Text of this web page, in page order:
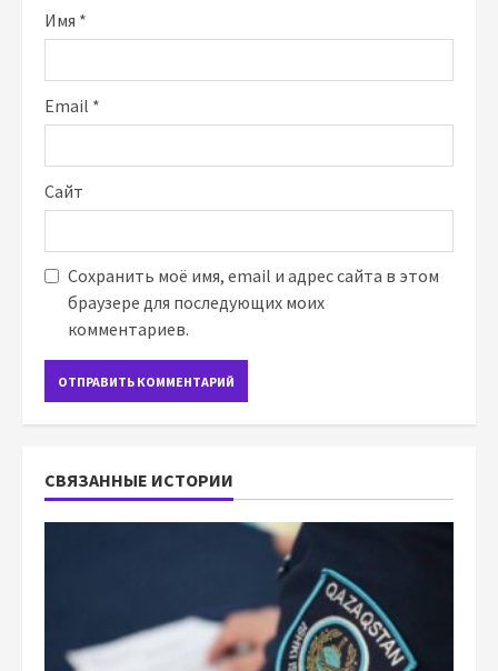
Имя *
Email *
Сайт
Сохранить моё имя, email и адрес сайта в этом
браузере для последующих моих
комментариев.
СВЯЗАННЫЕ ИСТОРИИ